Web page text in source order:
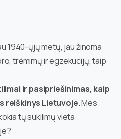
1940-ųjų metų, jau žinoma
trėmimų ir egzekucijų, taip
ir pasipriešinimas, kaip
reiškinys Lietuvoje. Mes
tų sukilimų vieta